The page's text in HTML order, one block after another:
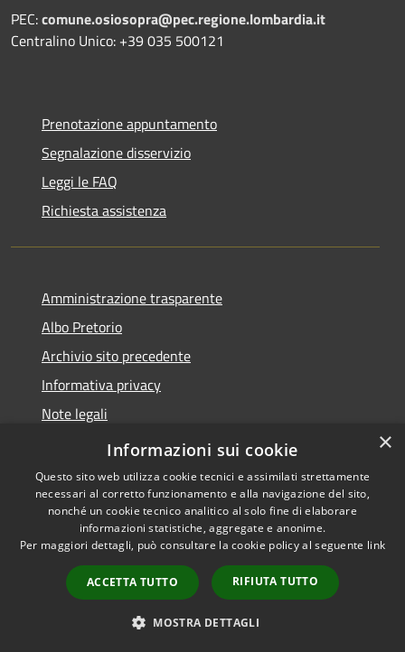
PEC:comune.osiosopra@pec.regione.lombardia.it
Centralino Unico: +39 035 500121
Prenotazione appuntamento
Segnalazione disservizio
Leggi le FAQ
Richiesta assistenza
Amministrazione trasparente
Albo Pretorio
Archivio sito precedente
Informativa privacy
Note legali
Dichiarazione di accessibilità
Accessibilità
Copyright © 2026 • Comune di
Osio Sopra • Powered by
Municipium•
Accesso
redazione
×
Informazioni sui cookie
Questo sito web utilizza cookie tecnici e assimilati strettamente
necessari al corretto funzionamento e alla navigazione del sito,
nonché un cookie tecnico analitico al solo fine di elaborare
informazioni statistiche, aggregate e anonime.
Per maggiori dettagli, può consultare la cookie policy al seguente link
ACCETTA TUTTO RIFIUTA TUTTO
MOSTRA DETTAGLI